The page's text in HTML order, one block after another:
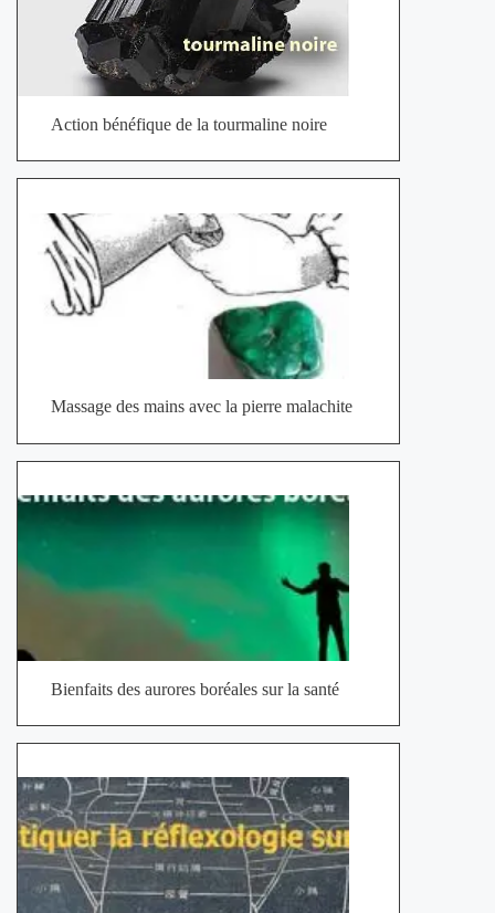
Action bénéfique de la tourmaline noire
Massage des mains avec la pierre malachite
Bienfaits des aurores boréales sur la santé